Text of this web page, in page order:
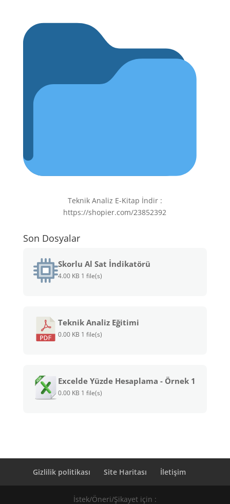
Teknik Analiz E-Kitap İndir :
https://shopier.com/23852392
Son Dosyalar
Skorlu Al Sat İndikatörü
4.00 KB 1 file(s)
Teknik Analiz Eğitimi
0.00 KB 1 file(s)
Excelde Yüzde Hesaplama - Örnek 1
0.00 KB 1 file(s)
Gizlilik politikası Site Haritası İletişim
İstek/Öneri/Şikayet için :